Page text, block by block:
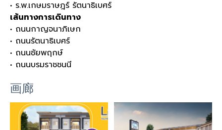
• ร.พ.เกษมราษฎร์ รัตนาธิเบศร์
เส้นทางการเดินทาง
• ถนนกาญจนาภิเษก
• ถนนรัตนาธิเบศร์
• ถนนชัยพฤกษ์
• ถนนบรมราชชนนี
画廊